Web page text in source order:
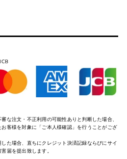
な注文・不正利用の可能性ありと判断した場合、
客様を対象に「ご本人様確認」を行うことがござ
た場合、直ちにクレジット決済記録ならびにサイ
届を提出致します。